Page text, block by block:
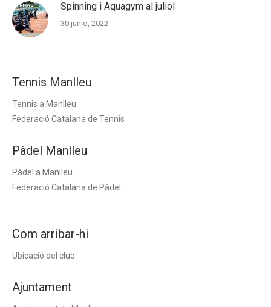
Spinning i Aquagym al juliol
30 junio, 2022
Tennis Manlleu
Tennis a Manlleu
Federació Catalana de Tennis
Pàdel Manlleu
Pàdel a Manlleu
Federació Catalana de Pàdel
Com arribar-hi
Ubicació del club
Ajuntament